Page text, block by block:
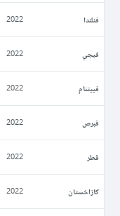
فنلندا 2022
فيجي 2022
فييتنام 2022
قبرص 2022
قطر 2022
كازاخستان 2022